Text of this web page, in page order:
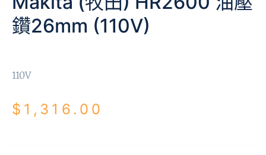
鑽26mm (110V)
110V
$ 1,316.00